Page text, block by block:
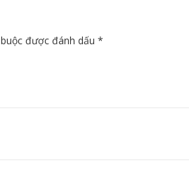
được đánh dấu*